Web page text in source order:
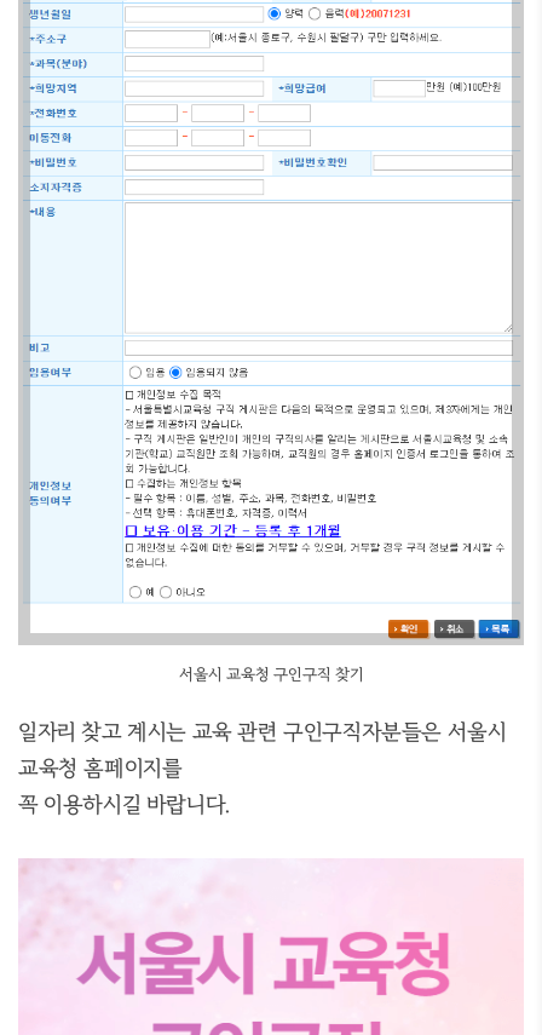
서울시 교육청 구인구직 찾기
일자리 찾고 계시는 교육 관련 구인구직자분들은 서울시
교육청 홈페이지를
꼭 이용하시길 바랍니다.